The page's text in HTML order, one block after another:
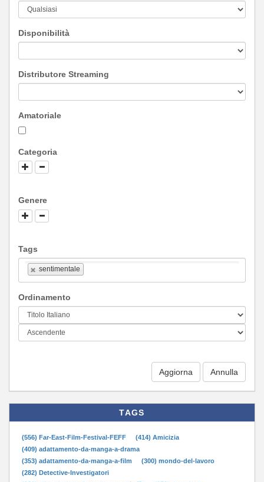
Disponibilità
Distributore Streaming
Amatoriale
Categoria
Genere
Tags
sentimentale
Ordinamento
Aggiorna
TAGS
(556) Far-East-Film-Festival-FEFF
(414) Amicizia
(409) adattamento-da-manga-a-drama
(353) adattamento-da-manga-a-film
(300) mondo-del-lavoro
(282) Detective-Investigatori